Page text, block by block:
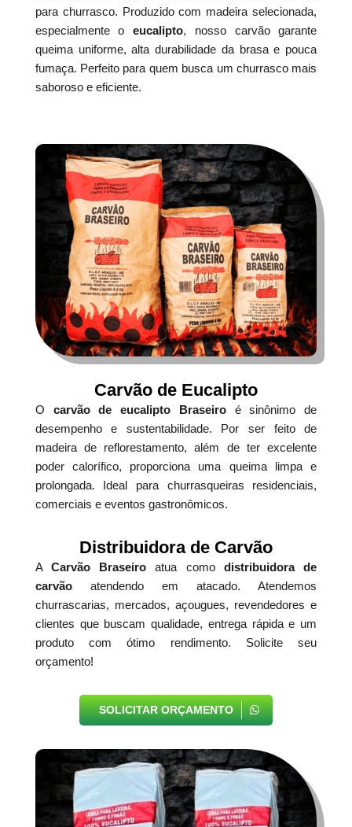
para churrasco. Produzido com madeira selecionada,
especialmente oeucalipto, nosso carvão garante
queima uniforme, alta durabilidade da brasa e pouca
fumaça. Perfeito para quem busca um churrasco mais
saboroso e eficiente.
Carvão de Eucalipto
O carvão de eucalipto Braseiroé sinônimo de
desempenho e sustentabilidade. Por ser feito de
madeira de reflorestamento, além de ter excelente
poder calorífico, proporciona uma queima limpa e
prolongada. Ideal para churrasqueiras residenciais,
comerciais e eventos gastronômicos.
Distribuidora de Carvão
ACarvão Braseiro atua como distribuidora de
carvãoatendendo em atacado. Atendemos
churrascarias, mercados, açougues, revendedores e
clientes que buscam qualidade, entrega rápida e um
produto com ótimo rendimento. Solicite seu
orçamento!
SOLICITAR ORÇAMENTO